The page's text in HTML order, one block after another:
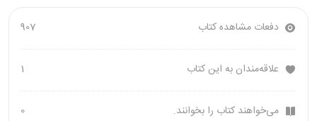
دفعات مشاهده کتاب 907
علاقه‌مندان به این کتاب 1
می‌خواهند کتاب را بخوانند. 0